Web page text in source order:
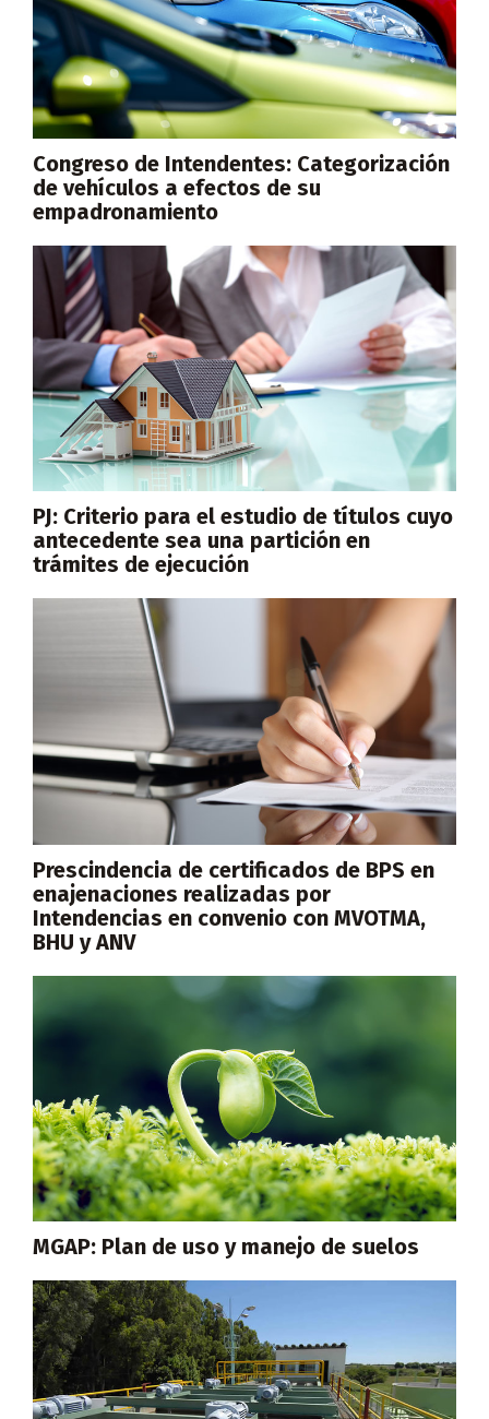
Congreso de Intendentes: Categorización
de vehículos a efectos de su
empadronamiento
PJ: Criterio para el estudio de títulos cuyo
antecedente sea una partición en
trámites de ejecución
Prescindencia de certificados de BPS en
enajenaciones realizadas por
Intendencias en convenio con MVOTMA,
BHU y ANV
MGAP: Plan de uso y manejo de suelos